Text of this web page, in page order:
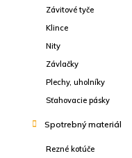
Závitové tyče
Klince
Nity
Závlačky
Plechy, uholníky
Sťahovacie pásky
Spotrebný materiál
Rezné kotúče